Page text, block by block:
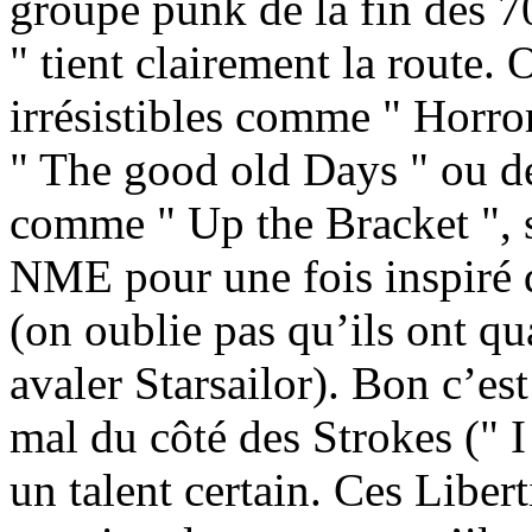
" tient clairement la route.
irrésistibles comme "
" The good old Days " ou
comme " Up the Bracket ",
NME pour une fois inspiré
(on oublie pas qu’ils ont
avaler Starsailor). Bon
mal du côté des Strokes ("
un talent certain. Ces